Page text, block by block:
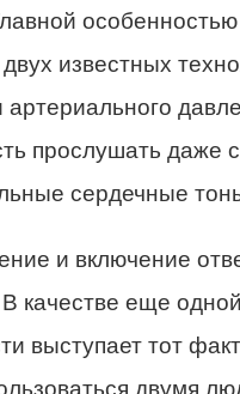
особенностью
известных
прослушать даже
сердечные
и включение
качестве еще
выступает тот
двумя